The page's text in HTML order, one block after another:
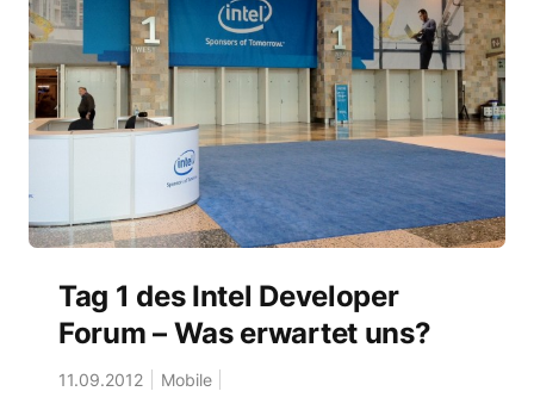
Tag 1 des Intel Developer
Forum – Was erwartet uns?
11.09.2012 Mobile